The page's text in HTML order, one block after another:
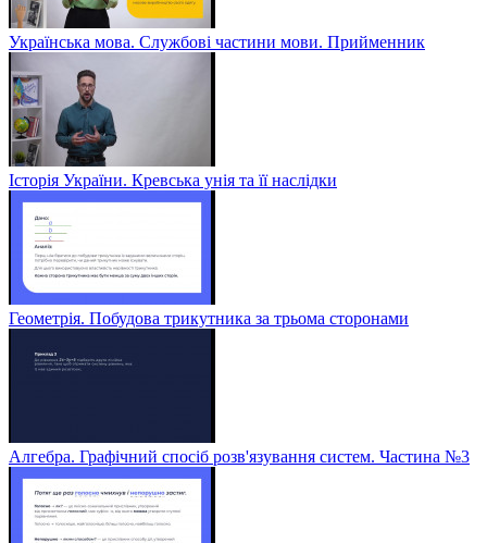
Українська мова. Службові частини мови. Прийменник
Історія України. Кревська унія та її наслідки
Геометрія. Побудова трикутника за трьома сторонами
Алгебра. Графічний спосіб розв'язування систем. Частина №3